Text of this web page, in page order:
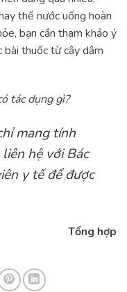
thế nước uống hoàn
bạn cần tham khảo ý
thuốc từ cây dâm
tác dụng gì?
mang tính
hệ với Bác
y tế để được
Tổng hợp